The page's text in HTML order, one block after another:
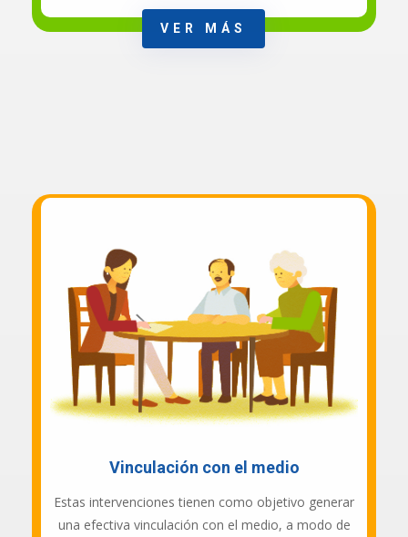
VER MÁS
Vinculación con el medio
Estas intervenciones tienen como objetivo generar
una efectiva vinculación con el medio, a modo de